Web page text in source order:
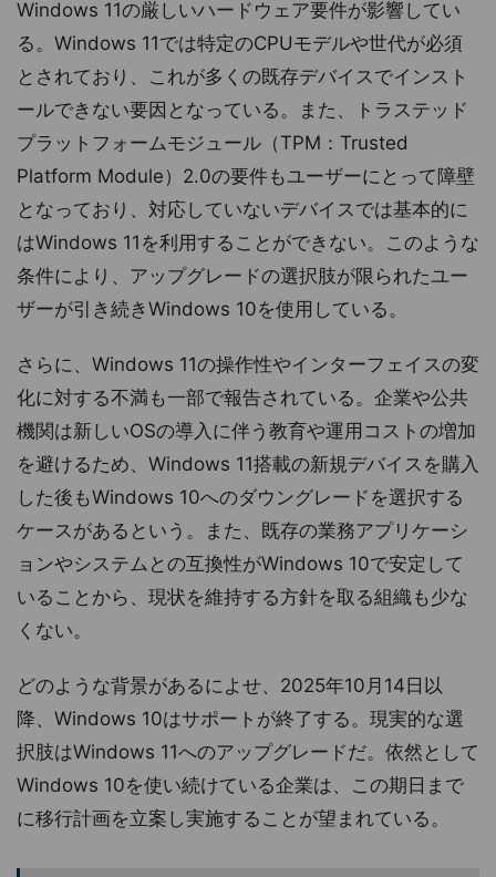
Windows 11の厳しいハードウェア要件が影響してい
る。Windows 11では特定のCPUモデルや世代が必須
とされており、これが多くの既存デバイスでインスト
ールできない要因となっている。また、トラステッド
プラットフォームモジュール（TPM：Trusted
Platform Module）2.0の要件もユーザーにとって障壁
となっており、対応していないデバイスでは基本的に
はWindows 11を利用することができない。このような
条件により、アップグレードの選択肢が限られたユー
ザーが引き続きWindows 10を使用している。
さらに、Windows 11の操作性やインターフェイスの変
化に対する不満も一部で報告されている。企業や公共
機関は新しいOSの導入に伴う教育や運用コストの増加
を避けるため、Windows 11搭載の新規デバイスを購入
した後もWindows 10へのダウングレードを選択する
ケースがあるという。また、既存の業務アプリケーシ
ョンやシステムとの互換性がWindows 10で安定して
いることから、現状を維持する方針を取る組織も少な
くない。
どのような背景があるによせ、2025年10月14日以
降、Windows 10はサポートが終了する。現実的な選
択肢はWindows 11へのアップグレードだ。依然として
Windows 10を使い続けている企業は、この期日まで
に移行計画を立案し実施することが望まれている。